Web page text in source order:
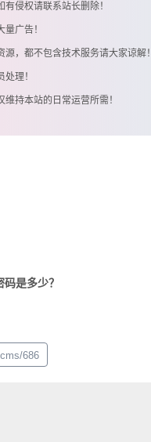
侵权请联系站长删除！
广告！
，都不包含技术服务请大家谅解！
理！
持本站的日常运营所需！
是多少？
686